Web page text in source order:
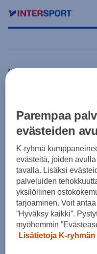
Harjoitus ja treeni
Ent22
Hinta sisältää painatukset:
Seuralogo
Yksilötilaus
Koot
Parempaa
evästeiden
K-ryhmä
evästeitä, joiden
tavalla. Lisäksi
palveluiden
yksilöllinen
tarjoaminen. Voit
”Hyväksy kaikki”.
myöhemmin
Lisätietoja K-